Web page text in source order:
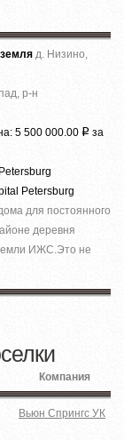
д. Низино,
р-н
5 500 000.00 Р за
Petersburg
для постоянного
деревня
ИЖС.Это не
Компания
Вьюн Спрингс УК